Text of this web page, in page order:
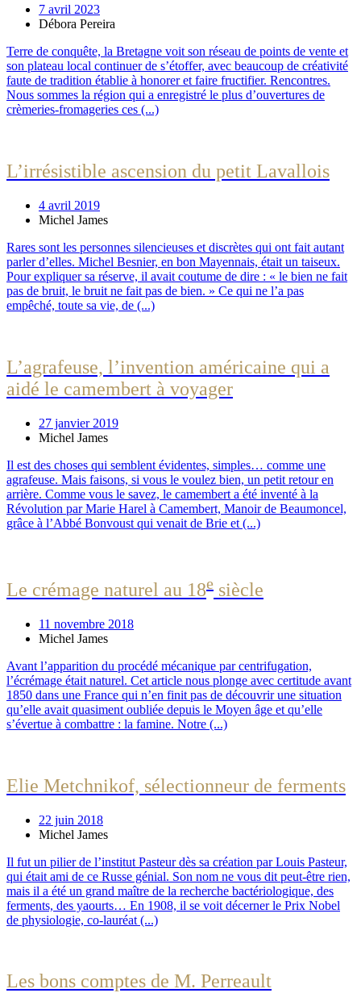
7 avril 2023
Débora Pereira
Terre de conquête, la Bretagne voit son réseau de points de vente et
son plateau local continuer de s’étoffer, avec beaucoup de créativité
faute de tradition établie à honorer et faire fructifier. Rencontres.
Nous sommes la région qui a enregistré le plus d’ouvertures de
crèmeries-­fromageries ces (...)
L’irrésistible ascension du petit Lavallois
4 avril 2019
Michel James
Rares sont les personnes silencieuses et discrètes qui ont fait autant
parler d’elles. Michel Besnier, en bon Mayennais, était un taiseux.
Pour expliquer sa réserve, il avait coutume de dire : « le bien ne fait
pas de bruit, le bruit ne fait pas de bien. » Ce qui ne l’a pas
empêché, toute sa vie, de (...)
L’agrafeuse, l’invention américaine qui a
aidé le camembert à voyager
27 janvier 2019
Michel James
Il est des choses qui semblent évidentes, simples… comme une
agrafeuse. Mais faisons, si vous le voulez bien, un petit retour en
arrière. Comme vous le savez, le camembert a été inventé à la
Révolution par Marie Harel à Camembert, Manoir de Beaumoncel,
grâce à l’Abbé Bonvoust qui venait de Brie et (...)
Le crémage naturel au 18e siècle
11 novembre 2018
Michel James
Avant l’apparition du procédé mécanique par centrifugation,
l’écrémage était naturel. Cet article nous plonge avec certitude avant
1850 dans une France qui n’en finit pas de découvrir une situation
qu’elle avait quasiment oubliée depuis le Moyen âge et qu’elle
s’évertue à combattre : la famine. Notre (...)
Elie Metchnikof, sélectionneur de ferments
22 juin 2018
Michel James
Il fut un pilier de l’institut Pasteur dès sa création par Louis Pasteur,
qui était ami de ce Russe génial. Son nom ne vous dit peut-être rien,
mais il a été un grand maître de la recherche bactériologique, des
ferments, des yaourts… En 1908, il se voit décerner le Prix Nobel
de physiologie, co-lauréat (...)
Les bons comptes de M. Perreault